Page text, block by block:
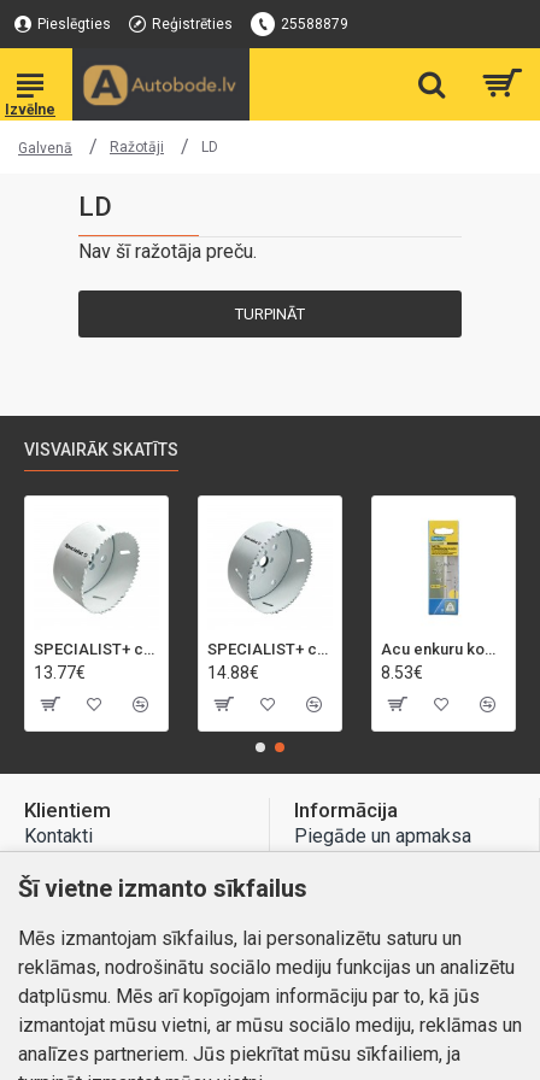
Pieslēgties Reģistrēties 25588879
Galvenā Ražotāji LD
LD
Nav šī ražotāja preču.
TURPINĀT
VISVAIRĀK SKATĪTS
SPECIALIST+ caurumu zāģis BI-METAL, 92 mm
13.77€
SPECIALIST+ caurumu zāģis BI-METAL, 98 mm
14.88€
Acu enkuru komplekts, 3-13 mm, Rapid, 12 gab.
8.53€
Klientiem
Kontakti
Preču atgriešana
Mans profils
Pasūtījumi
Informācija
Piegāde un apmaksa
Atteikuma tiesības
Kontakti
Šī vietne izmanto sīkfailus
Mēs izmantojam sīkfailus, lai personalizētu saturu un
reklāmas, nodrošinātu sociālo mediju funkcijas un analizētu
datplūsmu. Mēs arī kopīgojam informāciju par to, kā jūs
izmantojat mūsu vietni, ar mūsu sociālo mediju, reklāmas un
analīzes partneriem. Jūs piekrītat mūsu sīkfailiem, ja